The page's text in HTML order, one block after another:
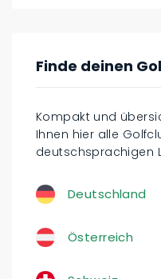
Finde deinen
Kompakt und
Ihnen hier alle
deutschsprachigen
Deutschland
Österreich